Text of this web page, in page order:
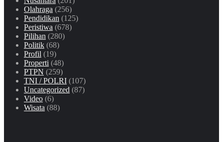
Olahraga (256)
Pendidikan (125)
Peristiwa (678)
Pilihan (280)
Politik (68)
Profil (19)
Properti (48)
PTPN (259)
TNI / POLRI (107)
Uncategorized (87)
Video (6)
Wisata (88)